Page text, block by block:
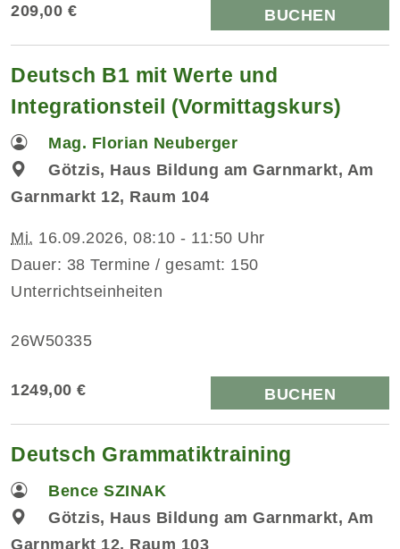
209,00 € BUCHEN
Deutsch B1 mit Werte und
Integrationsteil (Vormittagskurs)
Mag. Florian Neuberger
Götzis, Haus Bildung am Garnmarkt, Am
Garnmarkt 12, Raum 104
Mi. 16.09.2026, 08:10 - 11:50 Uhr
Dauer: 38 Termine / gesamt: 150
Unterrichtseinheiten
26W50335
1249,00 € BUCHEN
Deutsch Grammatiktraining
Bence SZINAK
Götzis, Haus Bildung am Garnmarkt, Am
Garnmarkt 12, Raum 103